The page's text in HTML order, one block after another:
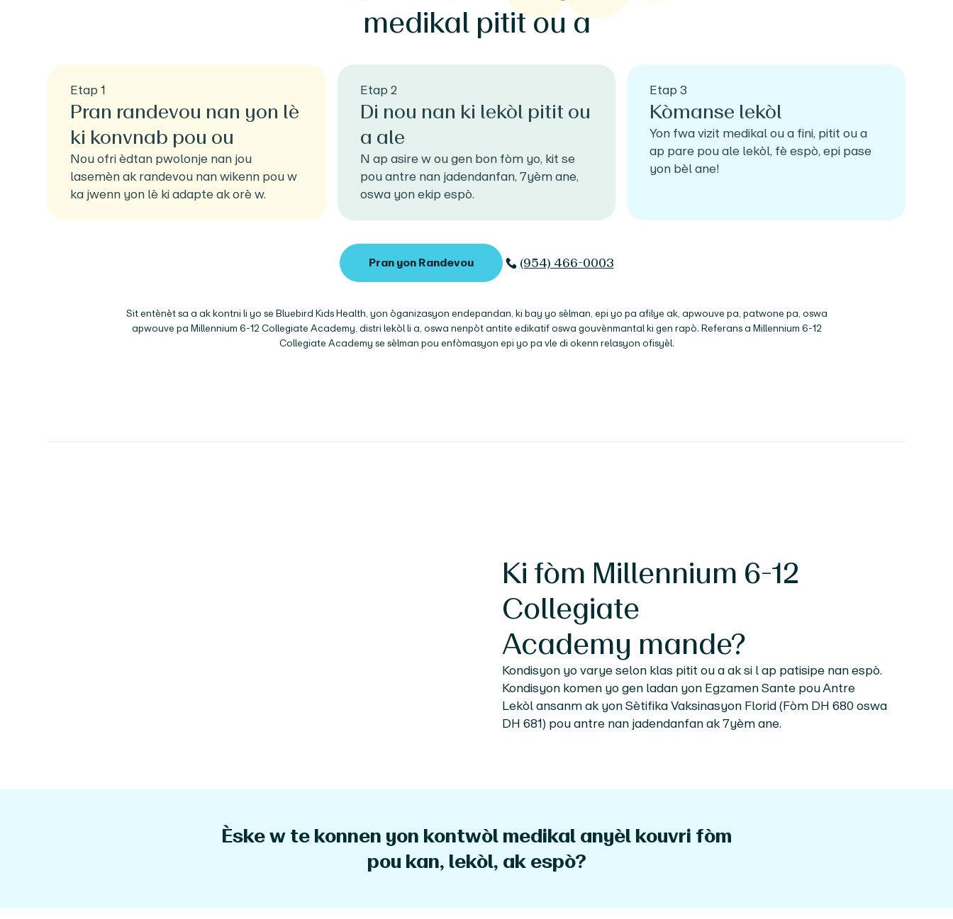
medikal pitit ou a
Etap 1
Pran randevou nan yon lè
ki konvnab pou ou
Nou ofri èdtan pwolonje nan jou
lasemèn ak randevou nan wikenn pou w
ka jwenn yon lè ki adapte ak orè w.
Etap 2
Di nou nan ki lekòl pitit ou
a ale
N ap asire w ou gen bon fòm yo, kit se
pou antre nan jadendanfan, 7yèm ane,
oswa yon ekip espò.
Etap 3
Kòmanse lekòl
Yon fwa vizit medikal ou a fini, pitit ou a
ap pare pou ale lekòl, fè espò, epi pase
yon bèl ane!
Pran yon Randevou (954) 466-0003
Sit entènèt sa a ak kontni li yo se Bluebird Kids Health, yon òganizasyon endepandan, ki bay yo sèlman, epi yo pa afilye ak, apwouve pa, patwone pa, oswa
apwouve pa Millennium 6-12 Collegiate Academy, distri lekòl li a, oswa nenpòt antite edikatif oswa gouvènmantal ki gen rapò. Referans a Millennium 6-12
Collegiate Academy se sèlman pou enfòmasyon epi yo pa vle di okenn relasyon ofisyèl.
Ki fòm Millennium 6-12
Collegiate
Academy mande?
Kondisyon yo varye selon klas pitit ou a ak si l ap patisipe nan espò.
Kondisyon komen yo gen ladan yon Egzamen Sante pou Antre
Lekòl ansanm ak yon Sètifika Vaksinasyon Florid (Fòm DH 680 oswa
DH 681) pou antre nan jadendanfan ak 7yèm ane.
Èske w te konnen yon kontwòl medikal anyèl kouvri fòm
pou kan, lekòl, ak espò?